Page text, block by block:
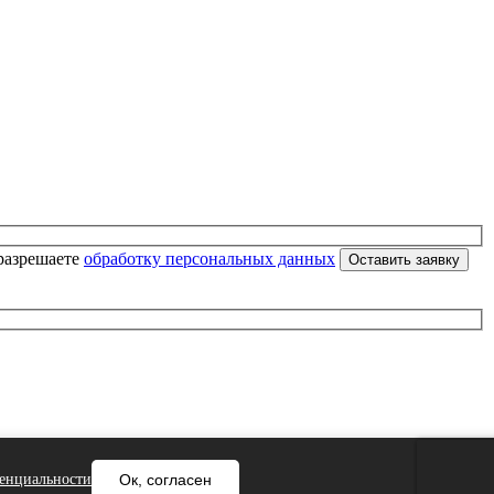
обработку персональных данных
Ок, согласен